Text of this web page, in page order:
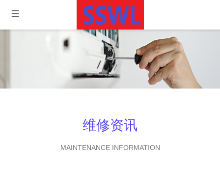
维修资讯
MAINTENANCE INFORMATION